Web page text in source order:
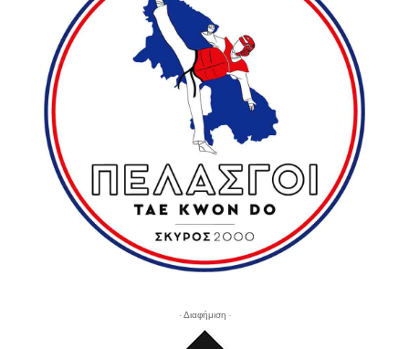
- Διαφήμιση -